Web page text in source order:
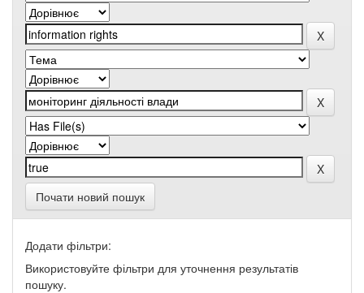
Почати новий пошук
Додати фільтри:
Використовуйте фільтри для уточнення результатів
пошуку.